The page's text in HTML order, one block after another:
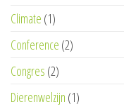
Climate (1)
Conference (2)
Congres (2)
Dierenwelzijn (1)